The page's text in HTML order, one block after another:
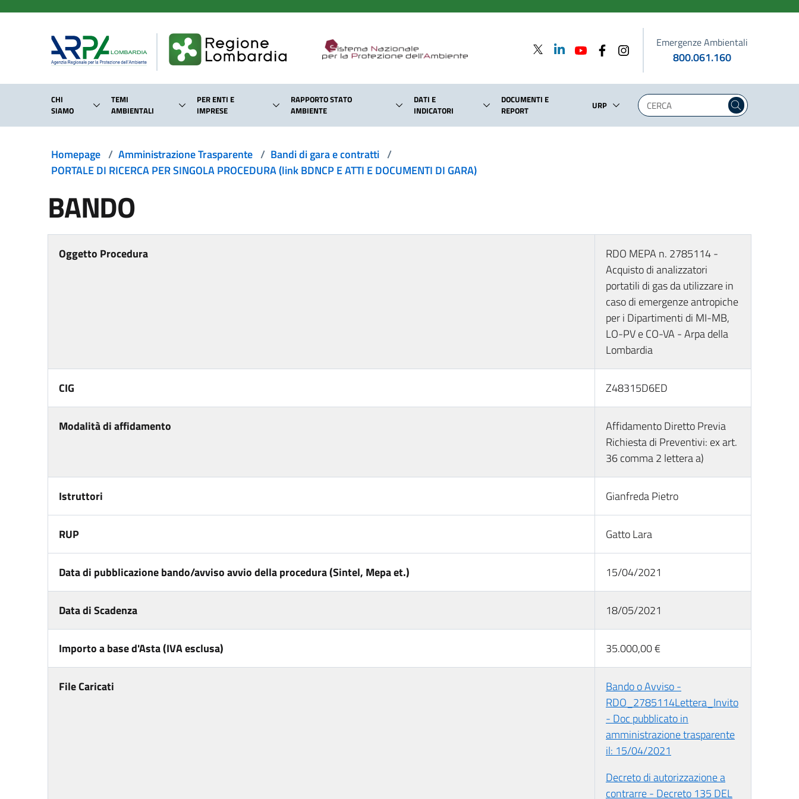
Emergenze Ambientali
800.061.160
CHI
SIAMO
TEMI
AMBIENTALI
PER ENTI E
IMPRESE
RAPPORTO STATO
AMBIENTE
DATI E
INDICATORI
DOCUMENTI E
REPORT
URP
Homepage / Amministrazione Trasparente / Bandi di gara e contratti /
PORTALE DI RICERCA PER SINGOLA PROCEDURA (link BDNCP E ATTI E DOCUMENTI DI GARA)
BANDO
Oggetto Procedura
RDO MEPA n. 2785114 -
Acquisto di analizzatori
portatili di gas da utilizzare in
caso di emergenze antropiche
per i Dipartimenti di MI-MB,
LO-PV e CO-VA - Arpa della
Lombardia
CIG Z48315D6ED
Modalità di affidamento
Affidamento Diretto Previa
Richiesta di Preventivi: ex art.
36 comma 2 lettera a)
Istruttori Gianfreda Pietro
RUP Gatto Lara
Data di pubblicazione bando/avviso avvio della procedura (Sintel, Mepa et.) 15/04/2021
Data di Scadenza 18/05/2021
Importo a base d'Asta (IVA esclusa) 35.000,00 €
File Caricati
Bando o Avviso -
RDO_2785114Lettera_Invito
- Doc pubblicato in
amministrazione trasparente
il: 15/04/2021
Decreto di autorizzazione a
contrarre - Decreto 135 DEL